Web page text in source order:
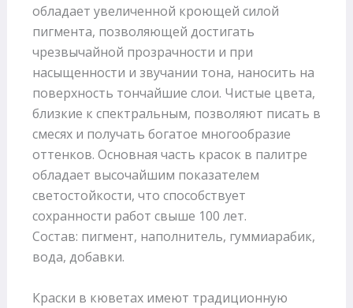
обладает увеличенной кроющей силой
пигмента, позволяющей достигать
чрезвычайной прозрачности и при
насыщенности и звучании тона, наносить на
поверхность тончайшие слои. Чистые цвета,
близкие к спектральным, позволяют писать в
смесях и получать богатое многообразие
оттенков. Основная часть красок в палитре
обладает высочайшим показателем
светостойкости, что способствует
сохранности работ свыше 100 лет.
Состав: пигмент, наполнитель, гуммиарабик,
вода, добавки.
Краски в кюветах имеют традиционную